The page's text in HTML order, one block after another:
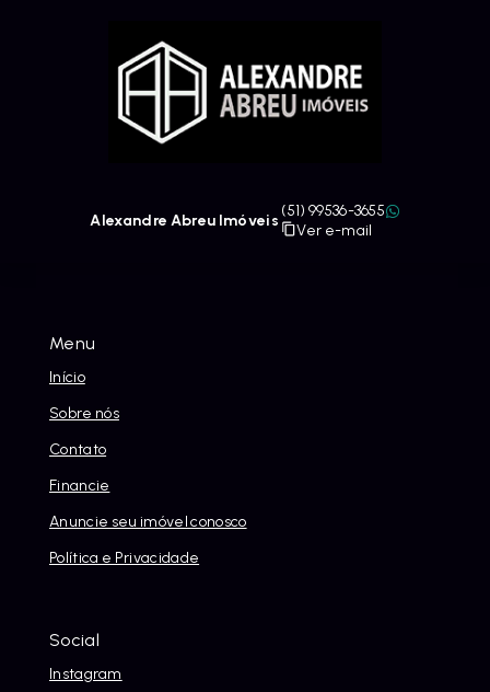
Menu
Início
Sobre nós
Contato
Financie
Anuncie seu imóvel conosco
Política e Privacidade
Social
Instagram
Alexandre Abreu Imóveis
(51) 99536-3655
Ver e-mail